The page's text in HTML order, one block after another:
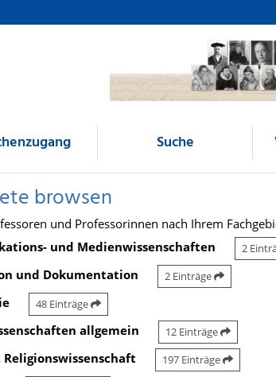
Suche
browsen
und Professorinnen nach Ihrem
und Medienwissenschaften
2
und Dokumentation 2 Einträge
48 Einträge
allgemein 12 Einträge
Religionswissenschaft 197 Einträge